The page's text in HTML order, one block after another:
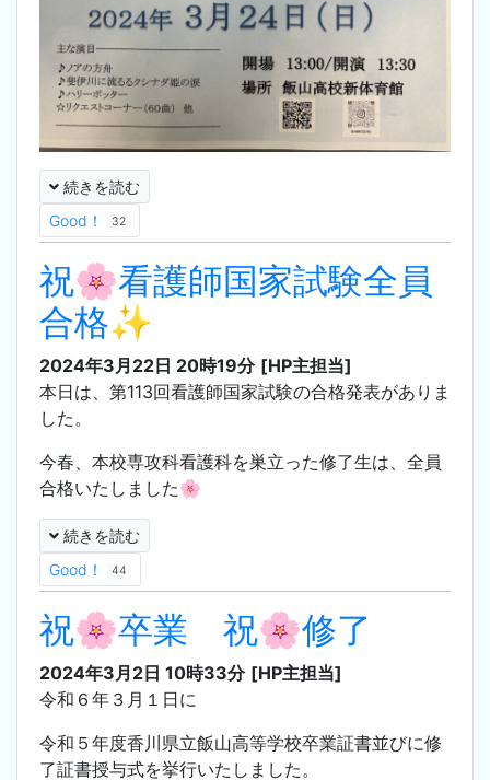
続きを読む
Good！
32
祝🌸看護師国家試験全員
合格✨
2024年3月22日 20時19分 [HP主担当]
本日は、第113回看護師国家試験の合格発表がありま
した。
今春、本校専攻科看護科を巣立った修了生は、全員
合格いたしました🌸
続きを読む
Good！
44
祝🌸卒業 祝🌸修了
2024年3月2日 10時33分 [HP主担当]
令和６年３月１日に
令和５年度香川県立飯山高等学校卒業証書並びに修
了証書授与式を挙行いたしました。